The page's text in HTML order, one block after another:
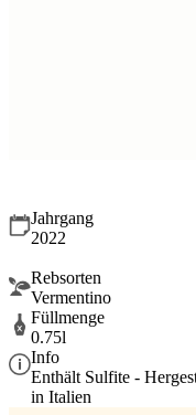
Jahrgang
2022
Rebsorten
Vermentino
Füllmenge
0.75l
Info
Enthält Sulfite -
in Italien